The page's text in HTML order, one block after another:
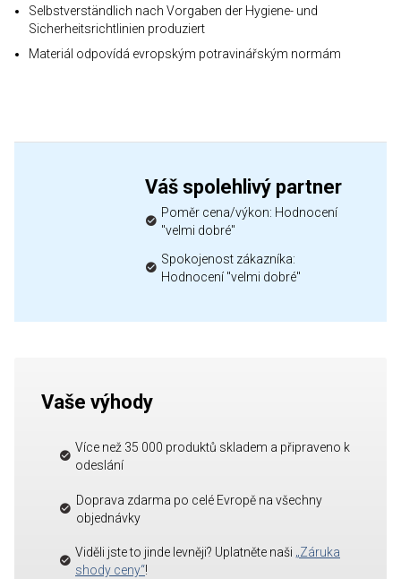
Selbstverständlich nach Vorgaben der Hygiene- und
Sicherheitsrichtlinien produziert
Materiál odpovídá evropským potravinářským normám
Váš spolehlivý partner
Poměr cena/výkon: Hodnocení
"velmi dobré"
Spokojenost zákazníka:
Hodnocení "velmi dobré"
Vaše výhody
Více než 35 000 produktů skladem a připraveno k
odeslání
Doprava zdarma po celé Evropě na všechny
objednávky
Viděli jste to jinde levněji? Uplatněte naši „Záruka
shody ceny“!